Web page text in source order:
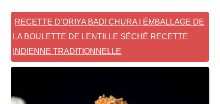
RECETTE D’ORIYA BADI CHURA | ÉMBALLAGE DE
LA BOULETTE DE LENTILLE SÉCHÉ RECETTE
INDIENNE TRADITIONNELLE